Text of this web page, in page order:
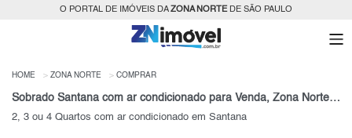
O PORTAL DE IMÓVEIS DAZONA NORTEDE SÃO PAULO
HOME ZONA NORTE COMPRAR
Sobrado Santana com ar condicionado para Venda, Zona Norte, SP
2, 3 ou 4 Quartos com ar condicionado em Santana